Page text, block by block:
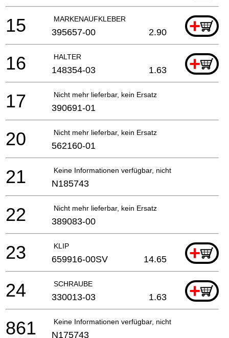
MARKENAUFKLEBER +
15 395657-00 2.90
HALTER +
16 148354-03 1.63
Nicht mehr lieferbar, kein Ersatz
17 390691-01
Nicht mehr lieferbar, kein Ersatz
20 562160-01
Keine Informationen verfügbar, nicht bestellbar
21 N185743
Nicht mehr lieferbar, kein Ersatz
22 389083-00
KLIP +
23 659916-00SV 14.65
SCHRAUBE +
24 330013-03 1.63
Keine Informationen verfügbar, nicht bestellbar
861 N175743